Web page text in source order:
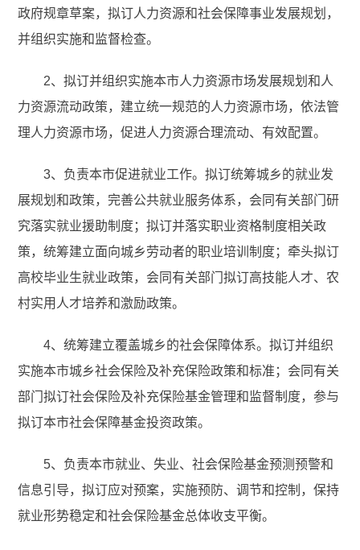
政府规章草案，拟订人力资源和社会保障事业发展规划，
并组织实施和监督检查。
2、拟订并组织实施本市人力资源市场发展规划和人
力资源流动政策，建立统一规范的人力资源市场，依法管
理人力资源市场，促进人力资源合理流动、有效配置。
3、负责本市促进就业工作。拟订统筹城乡的就业发
展规划和政策，完善公共就业服务体系，会同有关部门研
究落实就业援助制度；拟订并落实职业资格制度相关政
策，统筹建立面向城乡劳动者的职业培训制度；牵头拟订
高校毕业生就业政策，会同有关部门拟订高技能人才、农
村实用人才培养和激励政策。
4、统筹建立覆盖城乡的社会保障体系。拟订并组织
实施本市城乡社会保险及补充保险政策和标准；会同有关
部门拟订社会保险及补充保险基金管理和监督制度，参与
拟订本市社会保障基金投资政策。
5、负责本市就业、失业、社会保险基金预测预警和
信息引导，拟订应对预案，实施预防、调节和控制，保持
就业形势稳定和社会保险基金总体收支平衡。